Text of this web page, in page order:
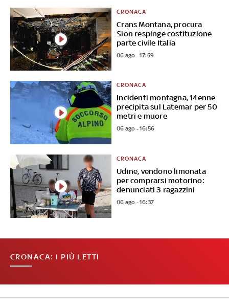
Crans Montana, procura
Sion respinge costituzione
parte civile Italia
CRONACA
06 ago - 17:59
Incidenti montagna, 14enne
precipita sul Latemar per 50
metri e muore
CRONACA
06 ago - 16:56
Udine, vendono limonata
per comprarsi motorino:
denunciati 3 ragazzini
CRONACA
06 ago - 16:37
CRONACA: I PIÙ LETTI